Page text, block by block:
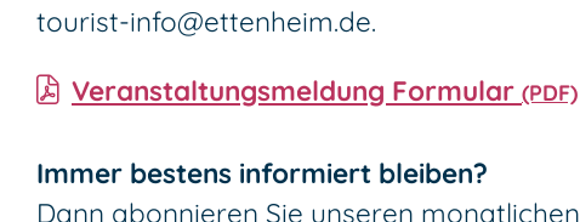
tourist-info@ettenheim.de.
Veranstaltungsmeldung Formular (PDF)
Immer bestens informiert bleiben?
Dann abonnieren Sie unseren monatlichen